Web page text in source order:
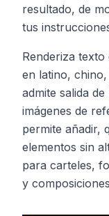
resultado, de
tus
Renderiza
en latino,
admite salida
imágenes de
permite añadir,
elementos sin
para carteles,
y